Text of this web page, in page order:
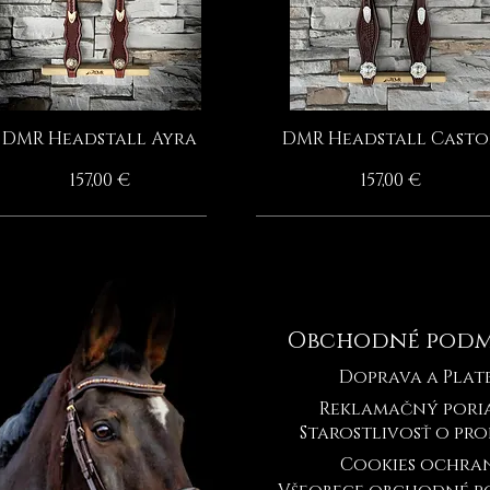
Rýchle zobrazenie
DMR Headstall Ayra
Cena
157,00 €
Rýchle zobrazenie
DMR Headstall
Cena
157,00 €
Obchodné
Doprava a
Reklamačný
Starostlivosť o
Cookies